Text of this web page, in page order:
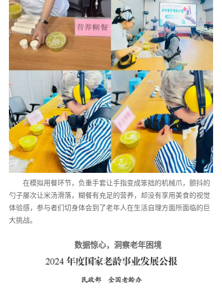
在模拟用餐环节，负重手套让手指变成笨拙的机械爪，颤抖的
勺子屡次让米汤滑落，糊餐有充足的营养，却没有享用美食的视觉
体验感，参与者们切身体会到了老年人在生活自理方面所面临的巨
大挑战。
数据惊心，洞察老年困境